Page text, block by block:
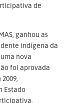
de
ganhou as
indígena da
nova
foi aprovada
Estado